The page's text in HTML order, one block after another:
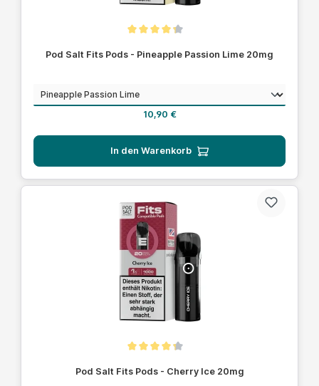
Pod Salt Fits Pods - Pineapple Passion Lime 20mg
Geschmackauswählen
Regulärer Preis:
10,90 €
In den Warenkorb
Pod Salt Fits Pods - Cherry Ice 20mg